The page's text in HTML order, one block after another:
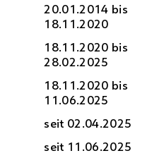
20.01.2014 bis
18.11.2020
18.11.2020 bis
28.02.2025
18.11.2020 bis
11.06.2025
seit 02.04.2025
seit 11.06.2025